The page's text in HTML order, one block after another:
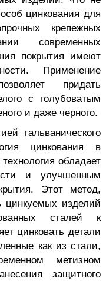
цинкования для
крепежных
современных
покрытия имеют
Применение
придать
с голубоватым
и даже черного.
гальванического
цинкования в
обладает
и улучшенным
Этот метод,
цинкуемых изделий
сталей к
цинковать детали
как из стали,
метизном
защитного